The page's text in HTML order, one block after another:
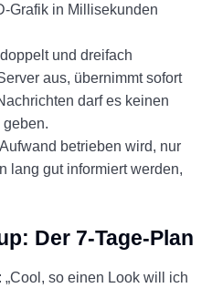
Grafik in Millisekunden
und dreifach
aus, übernimmt sofort
darf es keinen
betrieben wird, nur
lang gut informiert werden,
Der 7-Tage-Plan
so einen Look will ich